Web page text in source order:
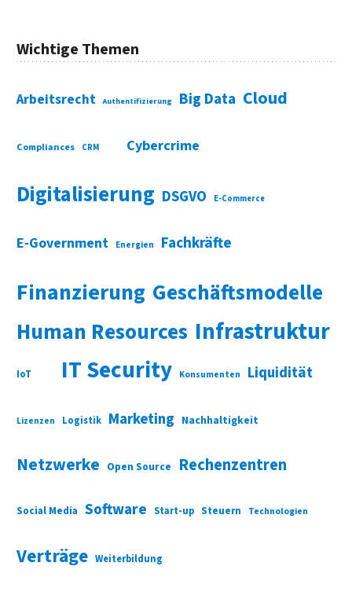
Wichtige Themen
Arbeitsrecht Authentifizierung Big Data Cloud
Compliances CRM Cybercrime
Digitalisierung DSGVO E-Commerce
E-Government Energien Fachkräfte
Finanzierung Geschäftsmodelle
Human Resources Infrastruktur
IoT IT Security Konsumenten Liquidität
Lizenzen Logistik Marketing Nachhaltigkeit
Netzwerke Open Source Rechenzentren
Social Media Software Start-up Steuern Technologien
Verträge Weiterbildung